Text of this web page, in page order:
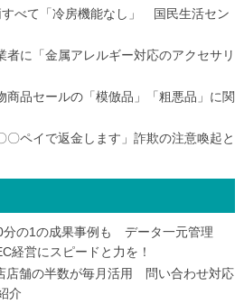
べて「冷房機能なし」 国民生活セン
者に「金属アレルギー対応のアクセサリ
商品セールの「模倣品」「粗悪品」に関
〇ペイで返金します」詐欺の注意喚起と
分の1の成果事例も データ一元管理
経営にスピードと力を！
店舗の半数が毎月活用 問い合わせ対応
介